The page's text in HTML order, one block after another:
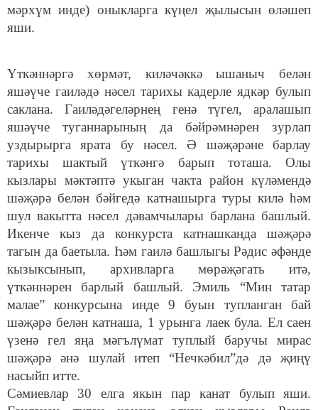
мәрхүм инде) оныкларга күңел җылысын өләшеп
яши.
Үткәннәргә хөрмәт, киләчәккә ышаныч белән
яшәүче гаиләдә нәсел тарихы кадерле ядкәр булып
саклана. Гаиләдәгеләрнең генә түгел, аралашып
яшәүче туганнарының да бәйрәмнәрен зурлап
уздырырга ярата бу нәсел. Ә шәҗәрәне барлау
тарихы шактый үткәнгә барып тоташа. Олы
кызлары мәктәптә укыган чакта район күләмендә
шәҗәрә белән бәйгедә катнашырга туры килә һәм
шул вакытта нәсел дәвамчылары барлана башлый.
Икенче кыз да конкурста катнашканда шәҗәрә
тагын да баетыла. Һәм гаилә башлыгы Рәдис әфәнде
кызыксынып, архивларга мөрәҗәгать итә,
үткәннәрен барлый башлый. Эмиль “Мин татар
малае” конкурсына инде 9 буын тупланган бай
шәҗәрә белән катнаша, 1 урынга лаек була. Ел саен
үзенә гел яңа мәгълүмат туплый баручы мирас
шәҗәрә әнә шулай итеп “Нечкәбил”дә дә җиңү
насыйп итте.
Сәмиевлар 30 елга якын пар канат булып яши.